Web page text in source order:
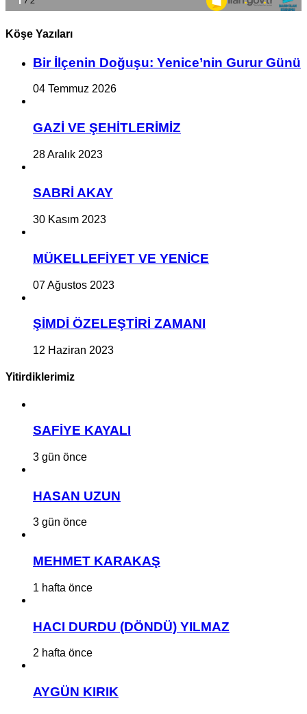
Köşe Yazıları
Bir İlçe­nin Do­ğu­şu: Ye­ni­ce’nin Gurur Günü
04 Temmuz 2026
GAZİ VE ŞEHİTLERİMİZ
28 Aralık 2023
SABRİ AKAY
30 Kasım 2023
MÜKELLEFİYET VE YENİCE
07 Ağustos 2023
ŞİMDİ ÖZELEŞTİRİ ZAMANI
12 Haziran 2023
Yitirdiklerimiz
SAFİYE KAYALI
3 gün önce
HASAN UZUN
3 gün önce
MEHMET KARAKAŞ
1 hafta önce
HACI DURDU (DÖNDÜ) YILMAZ
2 hafta önce
AYGÜN KIRIK